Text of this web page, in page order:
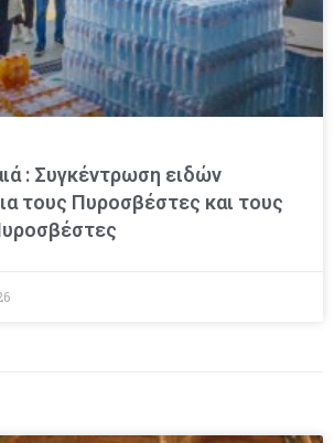
: Συγκέντρωση ειδών
τους Πυροσβέστες και τους